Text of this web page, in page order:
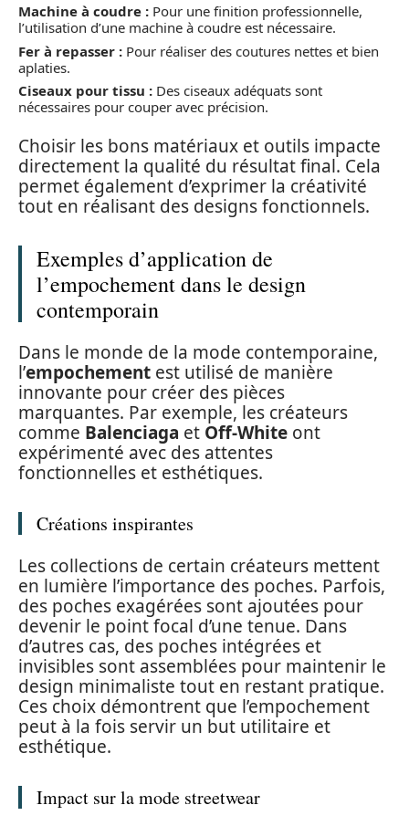
Machine à coudre : Pour une finition professionnelle,
l’utilisation d’une machine à coudre est nécessaire.
Fer à repasser : Pour réaliser des coutures nettes et bien
aplaties.
Ciseaux pour tissu : Des ciseaux adéquats sont
nécessaires pour couper avec précision.
Choisir les bons matériaux et outils impacte
directement la qualité du résultat final. Cela
permet également d’exprimer la créativité
tout en réalisant des designs fonctionnels.
Exemples d’application de
l’empochement dans le design
contemporain
Dans le monde de la mode contemporaine,
l’empochement est utilisé de manière
innovante pour créer des pièces
marquantes. Par exemple, les créateurs
comme Balenciaga et Off-White ont
expérimenté avec des attentes
fonctionnelles et esthétiques.
Créations inspirantes
Les collections de certain créateurs mettent
en lumière l’importance des poches. Parfois,
des poches exagérées sont ajoutées pour
devenir le point focal d’une tenue. Dans
d’autres cas, des poches intégrées et
invisibles sont assemblées pour maintenir le
design minimaliste tout en restant pratique.
Ces choix démontrent que l’empochement
peut à la fois servir un but utilitaire et
esthétique.
Impact sur la mode streetwear